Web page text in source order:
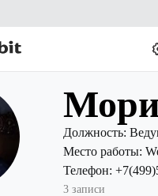
Должность:
Место работы:
Телефон:
3 записи